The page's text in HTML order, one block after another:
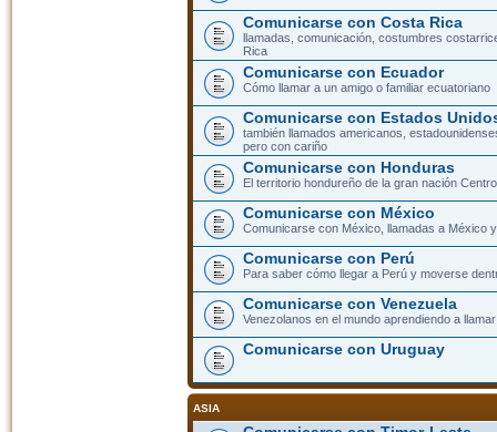
Comunicarse con Costa Rica
llamadas, comunicación, costumbres
Rica
Comunicarse con Ecuador
Cómo llamar a un amigo o familiar ecuatoriano
Comunicarse con Estados
también llamados americanos,
pero con cariño
Comunicarse con Honduras
El territorio hondureño de la gran nación
Comunicarse con México
Comunicarse con México, llamadas a México
Comunicarse con Perú
Para saber cómo llegar a Perú y moverse
Comunicarse con Venezuela
Venezolanos en el mundo aprendiendo a
Comunicarse con Uruguay
ASIA